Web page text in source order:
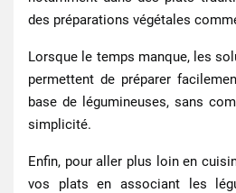
des préparations végétales
Lorsque le temps manque, les
permettent de préparer
base de légumineuses, sans
simplicité.
Enfin, pour aller plus loin en
vos plats en associant les